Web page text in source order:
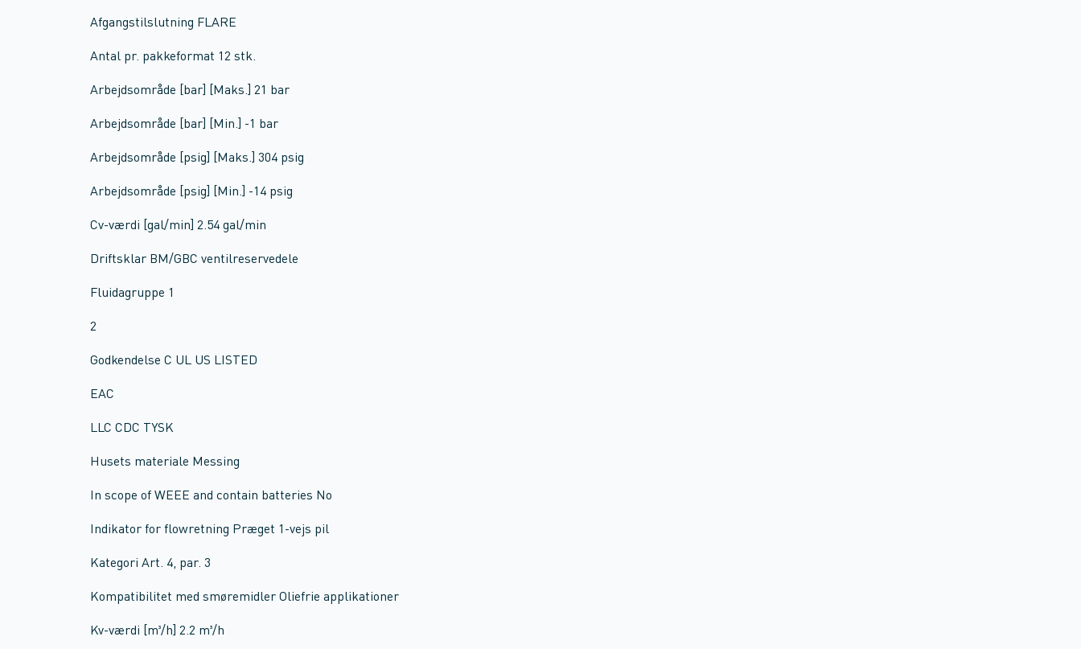
Afgangstilslutning FLARE
Antal pr. pakkeformat 12 stk.
Arbejdsområde [bar] [Maks.] 21 bar
Arbejdsområde [bar] [Min.] -1 bar
Arbejdsområde [psig] [Maks.] 304 psig
Arbejdsområde [psig] [Min.] -14 psig
Cv-værdi [gal/min] 2.54 gal/min
Driftsklar BM/GBC ventilreservedele
Fluidagruppe 1
2
Godkendelse C UL US LISTED
EAC
LLC CDC TYSK
Husets materiale Messing
In scope of WEEE and contain batteries No
Indikator for flowretning Præget 1-vejs pil
Kategori Art. 4, par. 3
Kompatibilitet med smøremidler Oliefrie applikationer
Kv-værdi [m³/h] 2.2 m³/h